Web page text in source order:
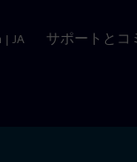
| JA サポートとコ